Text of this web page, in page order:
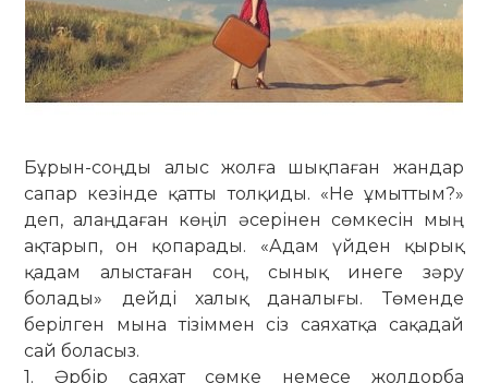
Бұрын-соңды алыс жолға шықпаған жандар
сапар кезінде қатты толқиды. «Не ұмыттым?»
деп, алаңдаған көңіл әсерінен сөмкесін мың
ақтарып, он қопарады. «Адам үйден қырық
қадам алыстаған соң, сынық инеге зәру
болады» дейді халық даналығы. Төменде
берілген мына тізіммен сіз саяхатқа сақадай
сай боласыз.
1. Әрбір саяхат сөмке немесе жолдорба